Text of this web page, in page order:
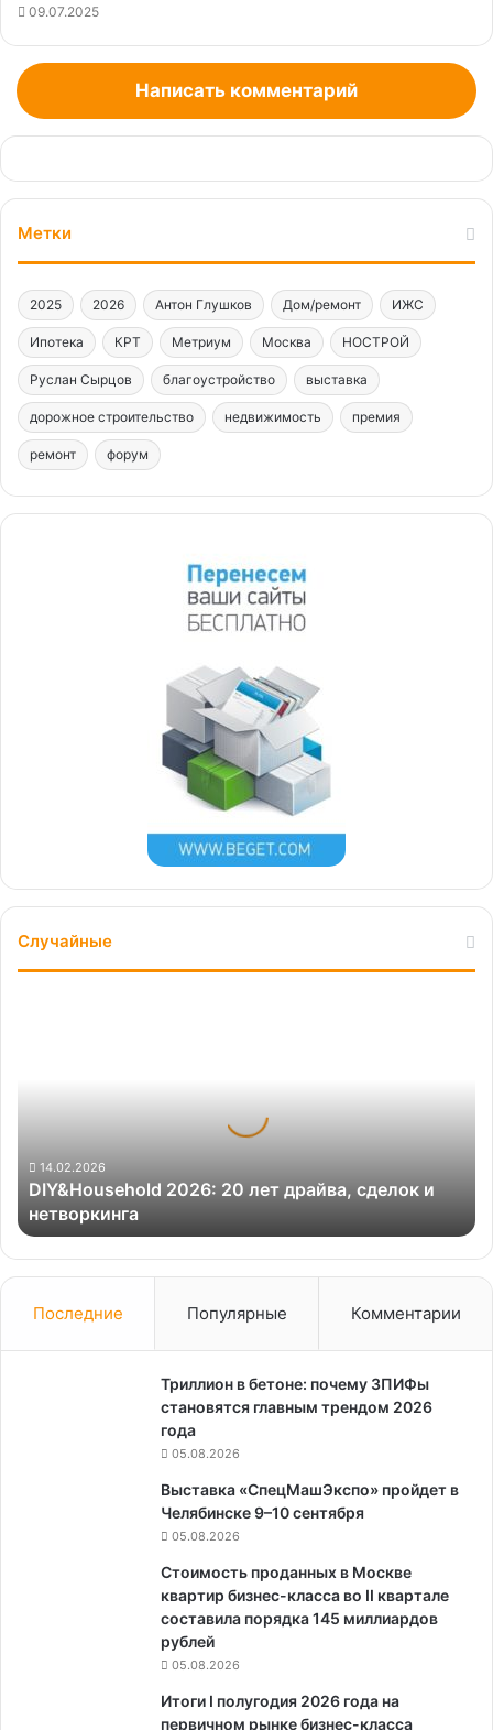
09.07.2025
Написать комментарий
Метки
2025 2026 Антон Глушков Дом/ремонт ИЖС
Ипотека КРТ Метриум Москва НОСТРОЙ
Руслан Сырцов благоустройство выставка
дорожное строительство недвижимость премия
ремонт форум
Случайные
нетворкинга
14.02.2026
DIY&Household 2026: 20 лет драйва, сделок и
нетворкинга
Последние Популярные Комментарии
Триллион в бетоне: почему ЗПИФы
становятся главным трендом 2026
года
05.08.2026
Выставка «СпецМашЭкспо» пройдет в
Челябинске 9–10 сентября
05.08.2026
Стоимость проданных в Москве
квартир бизнес-класса во II квартале
составила порядка 145 миллиардов
рублей
05.08.2026
Итоги I полугодия 2026 года на
первичном рынке бизнес-класса